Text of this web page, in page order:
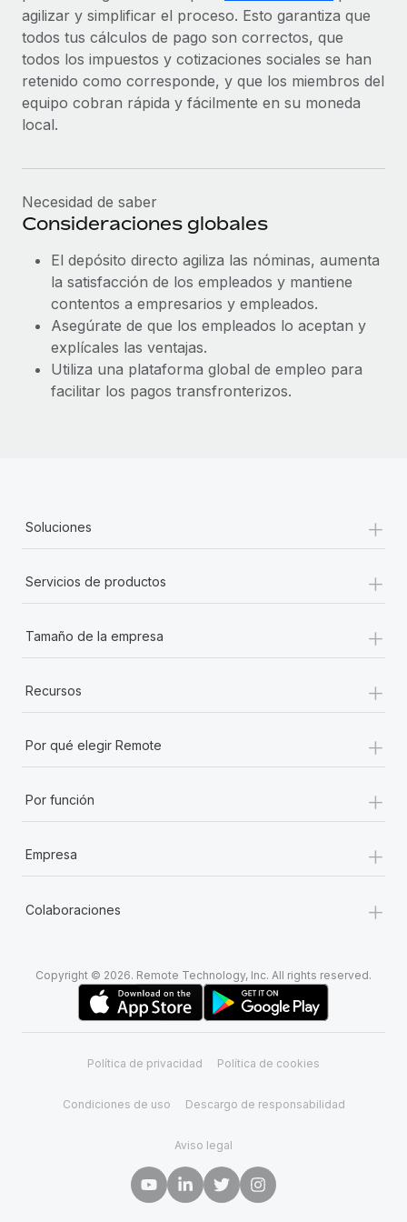
agilizar y simplificar el proceso. Esto garantiza que
todos tus cálculos de pago son correctos, que
todos los impuestos y cotizaciones sociales se han
retenido como corresponde, y que los miembros del
equipo cobran rápida y fácilmente en su moneda
local.
Necesidad de saber
Consideraciones globales
El depósito directo agiliza las nóminas, aumenta
la satisfacción de los empleados y mantiene
contentos a empresarios y empleados.
Asegúrate de que los empleados lo aceptan y
explícales las ventajas.
Utiliza una plataforma global de empleo para
facilitar los pagos transfronterizos.
Soluciones +
Servicios de productos +
Tamaño de la empresa +
Recursos +
Por qué elegir Remote +
Por función +
Empresa +
Colaboraciones +
Copyright © 2026. Remote Technology, Inc. All rights reserved.
Política de privacidad Política de cookies
Condiciones de uso Descargo de responsabilidad
Aviso legal